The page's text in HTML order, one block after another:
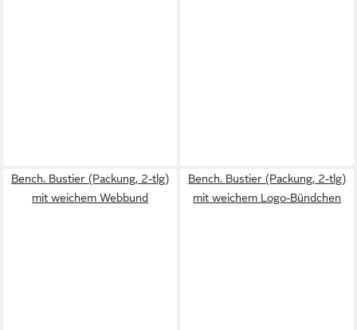
Bench. Bustier (Packung, 2-tlg)
mit weichem Webbund
Bench. Bustier (Packung, 2-tlg)
mit weichem Logo-Bündchen